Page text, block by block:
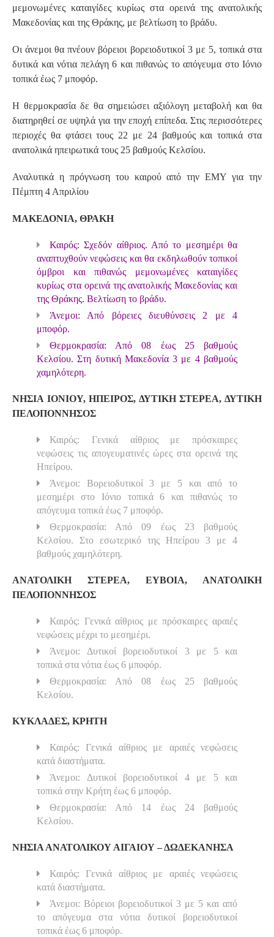
μεμονωμένες καταιγίδες κυρίως στα ορεινά της ανατολικής
Μακεδονίας και της Θράκης, με βελτίωση το βράδυ.
Οι άνεμοι θα πνέουν βόρειοι βορειοδυτικοί 3 με 5, τοπικά στα
δυτικά και νότια πελάγη 6 και πιθανώς το απόγευμα στο Ιόνιο
τοπικά έως 7 μποφόρ.
Η θερμοκρασία δε θα σημειώσει αξιόλογη μεταβολή και θα
διατηρηθεί σε υψηλά για την εποχή επίπεδα. Στις περισσότερες
περιοχές θα φτάσει τους 22 με 24 βαθμούς και τοπικά στα
ανατολικά ηπειρωτικά τους 25 βαθμούς Κελσίου.
Αναλυτικά η πρόγνωση του καιρού από την ΕΜΥ για την
Πέμπτη 4 Απριλίου
ΜΑΚΕΔΟΝΙΑ, ΘΡΑΚΗ
Καιρός: Σχεδόν αίθριος. Από το μεσημέρι θα
αναπτυχθούν νεφώσεις και θα εκδηλωθούν τοπικοί
όμβροι και πιθανώς μεμονωμένες καταιγίδες
κυρίως στα ορεινά της ανατολικής Μακεδονίας και
της Θράκης. Βελτίωση το βράδυ.
Άνεμοι: Από βόρειες διευθύνσεις 2 με 4
μποφόρ.
Θερμοκρασία: Από 08 έως 25 βαθμούς
Κελσίου. Στη δυτική Μακεδονία 3 με 4 βαθμούς
χαμηλότερη.
ΝΗΣΙΑ ΙΟΝΙΟΥ, ΗΠΕΙΡΟΣ, ΔΥΤΙΚΗ ΣΤΕΡΕΑ, ΔΥΤΙΚΗ
ΠΕΛΟΠΟΝΝΗΣΟΣ
Καιρός: Γενικά αίθριος με πρόσκαιρες
νεφώσεις τις απογευματινές ώρες στα ορεινά της
Ηπείρου.
Άνεμοι: Βορειοδυτικοί 3 με 5 και από το
μεσημέρι στο Ιόνιο τοπικά 6 και πιθανώς το
απόγευμα τοπικά έως 7 μποφόρ.
Θερμοκρασία: Από 09 έως 23 βαθμούς
Κελσίου. Στο εσωτερικό της Ηπείρου 3 με 4
βαθμούς χαμηλότερη.
ΑΝΑΤΟΛΙΚΗ ΣΤΕΡΕΑ, ΕΥΒΟΙΑ, ΑΝΑΤΟΛΙΚΗ
ΠΕΛΟΠΟΝΝΗΣΟΣ
Καιρός: Γενικά αίθριος με πρόσκαιρες αραιές
νεφώσεις μέχρι το μεσημέρι.
Άνεμοι: Δυτικοί βορειοδυτικοί 3 με 5 και
τοπικά στα νότια έως 6 μποφόρ.
Θερμοκρασία: Από 08 έως 25 βαθμούς
Κελσίου.
ΚΥΚΛΑΔΕΣ, ΚΡΗΤΗ
Καιρός: Γενικά αίθριος με αραιές νεφώσεις
κατά διαστήματα.
Άνεμοι: Δυτικοί βορειοδυτικοί 4 με 5 και
τοπικά στην Κρήτη έως 6 μποφόρ.
Θερμοκρασία: Από 14 έως 24 βαθμούς
Κελσίου.
ΝΗΣΙΑ ΑΝΑΤΟΛΙΚΟΥ ΑΙΓΑΙΟΥ – ΔΩΔΕΚΑΝΗΣΑ
Καιρός: Γενικά αίθριος με αραιές νεφώσεις
κατά διαστήματα.
Άνεμοι: Βόρειοι βορειοδυτικοί 3 με 5 και από
το απόγευμα στα νότια δυτικοί βορειοδυτικοί
τοπικά έως 6 μποφόρ.